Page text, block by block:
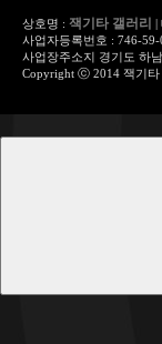
상호명 : 잭기타 갤러리 |
사업자등록번호 : 746-
사업장주소지 경기도 하
Copyright ⓒ 2014 잭기타